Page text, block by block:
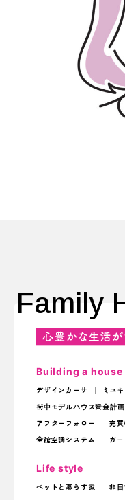
Family
Building a house
デザインカーサ ミユ
街中モデルハウス資金計画
アフターフォロー
売
全館空調システム
ガ
Life style
ペットと暮らす家
非